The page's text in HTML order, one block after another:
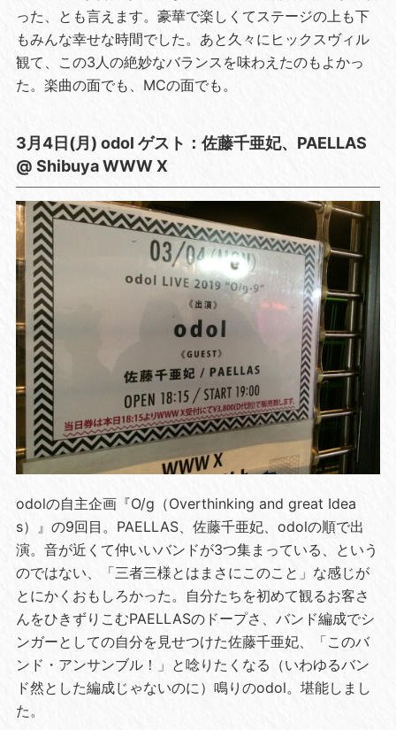
った、とも言えます。豪華で楽しくてステージの上も下
もみんな幸せな時間でした。あと久々にヒックスヴィル
観て、この3人の絶妙なバランスを味わえたのもよかっ
た。楽曲の面でも、MCの面でも。
3月4日(月) odol ゲスト：佐藤千亜妃、PAELLAS
@ Shibuya WWW X
odolの自主企画『O/g（Overthinking and great Idea
s）』の9回目。PAELLAS、佐藤千亜妃、odolの順で出
演。音が近くて仲いいバンドが3つ集まっている、という
のではない、「三者三様とはまさにこのこと」な感じが
とにかくおもしろかった。自分たちを初めて観るお客さ
んをひきずりこむPAELLASのドープさ、バンド編成でシ
ンガーとしての自分を見せつけた佐藤千亜妃、「このバ
ンド・アンサンブル！」と唸りたくなる（いわゆるバン
ド然とした編成じゃないのに）鳴りのodol。堪能しまし
た。